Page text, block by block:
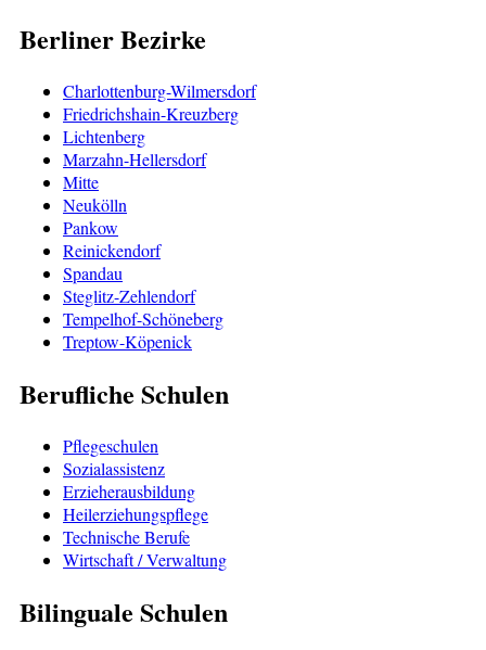
Berliner Bezirke
Charlottenburg-Wilmersdorf
Friedrichshain-Kreuzberg
Lichtenberg
Marzahn-Hellersdorf
Mitte
Neukölln
Pankow
Reinickendorf
Spandau
Steglitz-Zehlendorf
Tempelhof-Schöneberg
Treptow-Köpenick
Berufliche Schulen
Pflegeschulen
Sozialassistenz
Erzieherausbildung
Heilerziehungspflege
Technische Berufe
Wirtschaft / Verwaltung
Bilinguale Schulen